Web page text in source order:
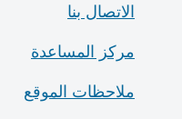
الاتصال بنا
مركز المساعدة
ملاحظات الموقع